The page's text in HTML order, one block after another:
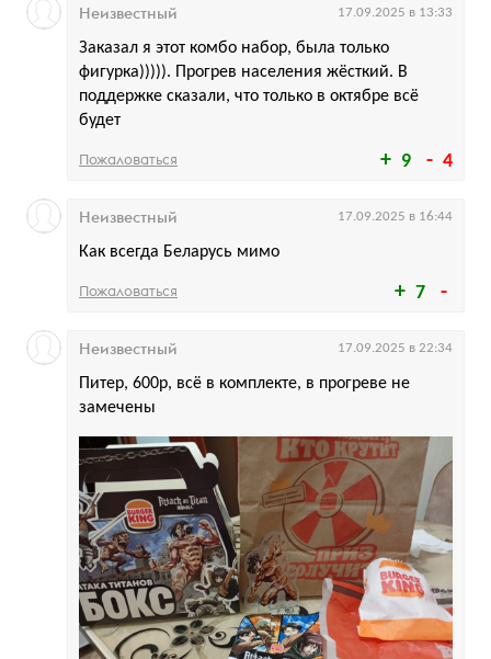
9 4
Заказал я этот комбо набор, была только
фигурка))))). Прогрев населения жёсткий. В
поддержке сказали, что только в октябре всё
будет
Неизвестный 17.09.2025 в 13:33
Пожаловаться
7
Как всегда Беларусь мимо
Неизвестный 17.09.2025 в 16:44
Пожаловаться
Питер, 600р, всё в комплекте, в прогреве не
замечены
Неизвестный 17.09.2025 в 22:34